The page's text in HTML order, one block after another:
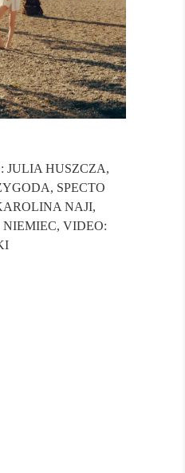
JULIA HUSZCZA,
SPECTO
NAJI,
NIEMIEC, VIDEO: